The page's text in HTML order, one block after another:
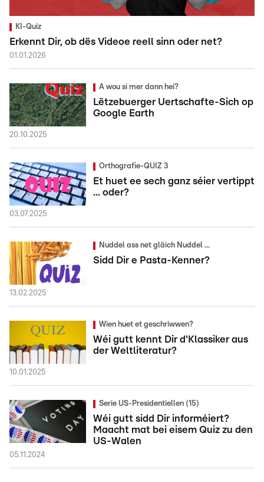
KI-Quiz
Erkennt Dir, ob dës Videoe reell sinn oder net?
01.01.2026
A wou si mer dann hei?
Lëtzebuerger Uertschafte-Sich op
Google Earth
20.10.2025
Orthografie-QUIZ 3
Et huet ee sech ganz séier vertippt
... oder?
03.07.2025
Nuddel ass net gläich Nuddel ...
Sidd Dir e Pasta-Kenner?
13.02.2025
Wien huet et geschriwwen?
Wéi gutt kennt Dir d'Klassiker aus
der Weltliteratur?
10.01.2025
Serie US-Presidentiellen (15)
Wéi gutt sidd Dir informéiert?
Maacht mat bei eisem Quiz zu den
US-Walen
05.11.2024